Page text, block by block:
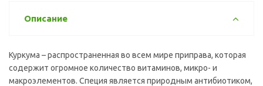
Описание
Куркума – распространенная во всем мире приправа, которая
содержит огромное количество витаминов, микро- и
макроэлементов. Специя является природным антибиотиком,